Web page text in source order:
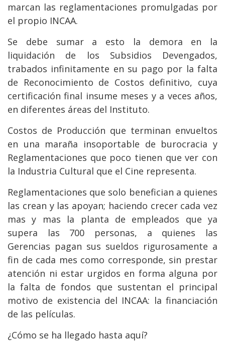
marcan las reglamentaciones promulgadas por
el propio INCAA.
Se debe sumar a esto la demora en la
liquidación de los Subsidios Devengados,
trabados infinitamente en su pago por la falta
de Reconocimiento de Costos definitivo, cuya
certificación final insume meses y a veces años,
en diferentes áreas del Instituto.
Costos de Producción que terminan envueltos
en una maraña insoportable de burocracia y
Reglamentaciones que poco tienen que ver con
la Industria Cultural que el Cine representa.
Reglamentaciones que solo benefician a quienes
las crean y las apoyan; haciendo crecer cada vez
mas y mas la planta de empleados que ya
supera las 700 personas, a quienes las
Gerencias pagan sus sueldos rigurosamente a
fin de cada mes como corresponde, sin prestar
atención ni estar urgidos en forma alguna por
la falta de fondos que sustentan el principal
motivo de existencia del INCAA: la financiación
de las películas.
¿Cómo se ha llegado hasta aquí?